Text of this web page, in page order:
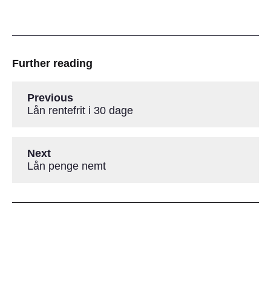
Further reading
Previous
Lån rentefrit i 30 dage
Next
Lån penge nemt